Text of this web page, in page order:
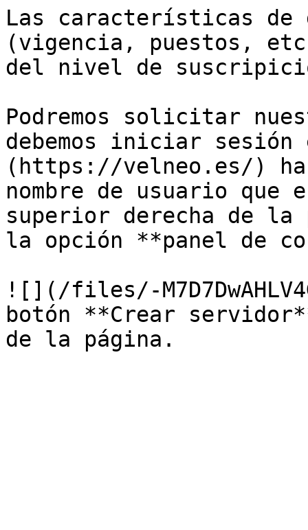
Las características de
(vigencia, puestos,
del nivel de
Podremos solicitar
debemos iniciar
(https://velneo.es/)
nombre de usuario que
superior derecha de la
la opción **panel de
![](/files/-
botón **Crear